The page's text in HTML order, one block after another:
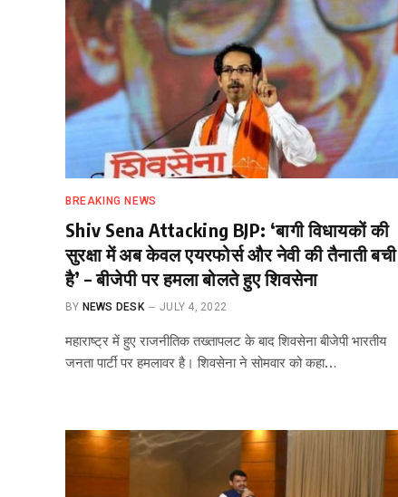
BREAKING NEWS
Shiv Sena Attacking BJP: ‘बागी विधायकों की
सुरक्षा में अब केवल एयरफोर्स और नेवी की तैनाती बची
है’ – बीजेपी पर हमला बोलते हुए शिवसेना
BY NEWS DESK JULY 4, 2022
महाराष्ट्र में हुए राजनीतिक तख्तापलट के बाद शिवसेना बीजेपी भारतीय
जनता पार्टी पर हमलावर है। शिवसेना ने सोमवार को कहा…